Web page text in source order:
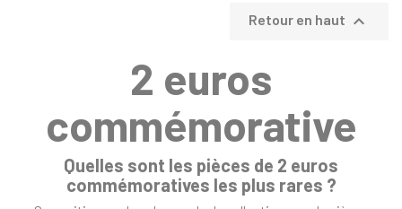
Retour en haut 
2 euros
commémorative
Quelles sont les pièces de 2 euros
commémoratives les plus rares ?